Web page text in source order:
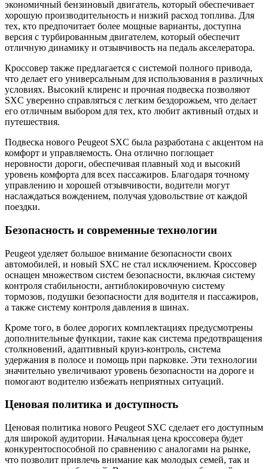
экономичный бензиновый двигатель, который обеспечивает
хорошую производительность и низкий расход топлива. Для
тех, кто предпочитает более мощные варианты, доступна
версия с турбированным двигателем, который обеспечит
отличную динамику и отзывчивость на педаль акселератора.
Кроссовер также предлагается с системой полного привода,
что делает его универсальным для использования в различных
условиях. Высокий клиренс и прочная подвеска позволяют
SXC уверенно справляться с легким бездорожьем, что делает
его отличным выбором для тех, кто любит активный отдых и
путешествия.
Подвеска нового Peugeot SXC была разработана с акцентом на
комфорт и управляемость. Она отлично поглощает
неровности дороги, обеспечивая плавный ход и высокий
уровень комфорта для всех пассажиров. Благодаря точному
управлению и хорошей отзывчивости, водители могут
наслаждаться вождением, получая удовольствие от каждой
поездки.
Безопасность и современные технологии
Peugeot уделяет большое внимание безопасности своих
автомобилей, и новый SXC не стал исключением. Кроссовер
оснащен множеством систем безопасности, включая систему
контроля стабильности, антиблокировочную систему
тормозов, подушки безопасности для водителя и пассажиров,
а также систему контроля давления в шинах.
Кроме того, в более дорогих комплектациях предусмотрены
дополнительные функции, такие как система предотвращения
столкновений, адаптивный круиз-контроль, система
удержания в полосе и помощь при парковке. Эти технологии
значительно увеличивают уровень безопасности на дороге и
помогают водителю избежать неприятных ситуаций.
Ценовая политика и доступность
Ценовая политика нового Peugeot SXC сделает его доступным
для широкой аудитории. Начальная цена кроссовера будет
конкурентоспособной по сравнению с аналогами на рынке,
что позволит привлечь внимание как молодых семей, так и